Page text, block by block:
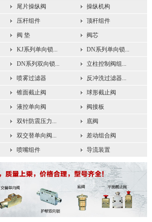
尾片操纵阀 操纵机构
压杆组件 顶杆组件
阀 垫 阀芯
KJ系列单向锁... DN系列单向锁...
DN系列双向锁... 立柱控制阀组...
喷雾过滤器 反冲洗过滤器...
锥面截止阀 球形截止阀
液控单向阀 阀接板
双针防震压力... 底阀
双交替单向阀... 差动组合阀
喷嘴组件 导流装置